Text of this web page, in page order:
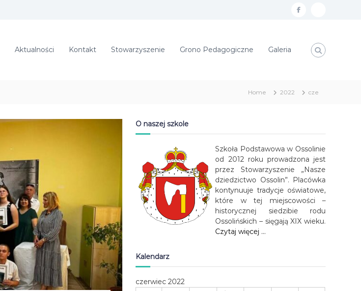
f
i
Aktualności Kontakt Stowarzyszenie Grono Pedagogiczne Galeria
Home 2022 cze
O naszej szkole
Szkoła Podstawowa w Ossolinie
od 2012 roku prowadzona jest
przez Stowarzyszenie „Nasze
dziedzictwo Ossolin”. Placówka
kontynuuje tradycje oświatowe,
które w tej miejscowości –
historycznej siedzibie rodu
Ossolińskich – sięgają XIX wieku.
Czytaj więcej …
Kalendarz
czerwiec 2022